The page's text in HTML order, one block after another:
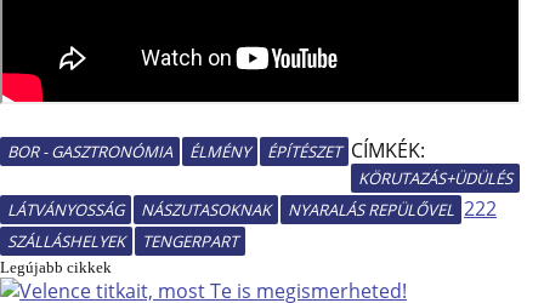
CÍMKÉK:
BOR - GASZTRONÓMIA ÉLMÉNY
ÉPÍTÉSZET
KÖRUTAZÁS+ÜDÜLÉS
LÁTVÁNYOSSÁG
NÁSZUTASOKNAK
NYARALÁS REPÜLŐVEL
SZÁLLÁSHELYEK
TENGERPART
Legújabb cikkek
222